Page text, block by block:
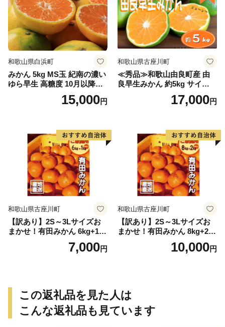
和歌山県白浜町
みかん 5kg MS玉 紀南の濃い
ゆら早生 高糖度 10月以降発
送 マルチ被覆栽培15,000円
和歌山県古座川町
≪秀品≫和歌山由良町産 由
良早生みかん 約5kg サイズお
まかせ【sml106C】17,000円
和歌山県古座川町
【訳あり】2S～3Lサイズお
まかせ！有田みかん 6kg+1kg
保証分 11月から12月下旬ま
でに順次発送致します。 / 訳
7,000円
和歌山県古座川町
【訳あり】2S～3Lサイズお
まかせ！有田みかん 8kg+2kg
保証分 11月から12月下旬ま
でに順次発送致します。 / 訳
10,000円
この返礼品を見た人は
こんな返礼品も見ています